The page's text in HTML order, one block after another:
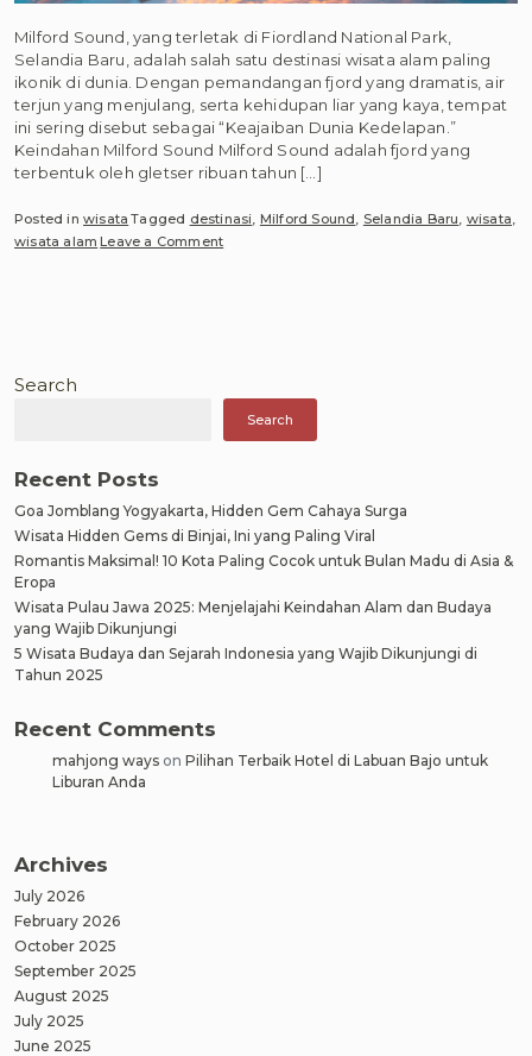
Milford Sound, yang terletak di Fiordland National Park,
Selandia Baru, adalah salah satu destinasi wisata alam paling
ikonik di dunia. Dengan pemandangan fjord yang dramatis, air
terjun yang menjulang, serta kehidupan liar yang kaya, tempat
ini sering disebut sebagai “Keajaiban Dunia Kedelapan.”
Keindahan Milford Sound Milford Sound adalah fjord yang
terbentuk oleh gletser ribuan tahun […]
Posted inwisata Tagged destinasi, Milford Sound, Selandia Baru, wisata,
wisata alam Leave a Commenton
Baru
Search
Search
Recent Posts
Goa Jomblang Yogyakarta, Hidden Gem Cahaya Surga
Wisata Hidden Gems di Binjai, Ini yang Paling Viral
Romantis Maksimal! 10 Kota Paling Cocok untuk Bulan Madu di Asia &
Eropa
Wisata Pulau Jawa 2025: Menjelajahi Keindahan Alam dan Budaya
yang Wajib Dikunjungi
5 Wisata Budaya dan Sejarah Indonesia yang Wajib Dikunjungi di
Tahun 2025
Recent Comments
mahjong ways on Pilihan Terbaik Hotel di Labuan Bajo untuk
Liburan Anda
Archives
July 2026
February 2026
October 2025
September 2025
August 2025
July 2025
June 2025